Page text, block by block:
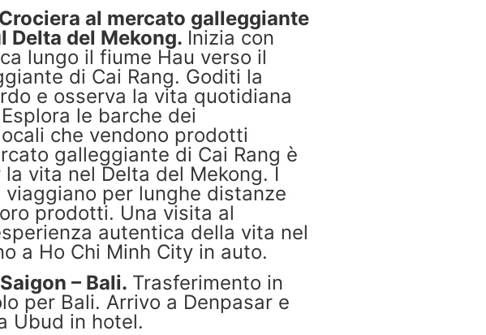
al mercato galleggiante
Delta del Mekong. Inizia con
lungo il fiume Hau verso il
di Cai Rang. Goditi la
e osserva la vita quotidiana
le barche dei
che vendono prodotti
galleggiante di Cai Rang è
vita nel Delta del Mekong. I
per lunghe distanze
prodotti. Una visita al
autentica della vita nel
a Ho Chi Minh City in auto.
– Bali. Trasferimento in
per Bali. Arrivo a Denpasar e
Ubud in hotel.